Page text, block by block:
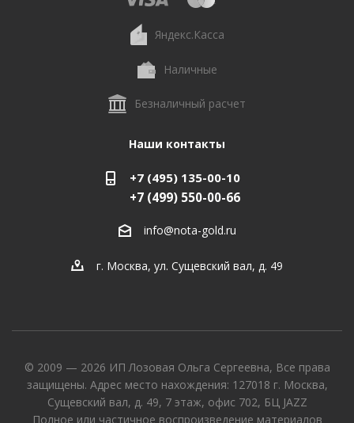
Яндекс.Касса
Наличные
Безналичный расчет
Наши контакты
+7 (495) 135-00-10
+7 (499) 550-00-66
info@nota-gold.ru
г. Москва, ул. Сущевский вал, д. 49
© 2009 — 2026 ИП Лозовая Ольга Сергеевна, Все права
защищены. Адрес место нахождения: 127018 г. Москва,
Сущевский вал, д. 49, 7 этаж, офис 702, БЦ JAZZ
Полное или частичное воспроизведение материалов